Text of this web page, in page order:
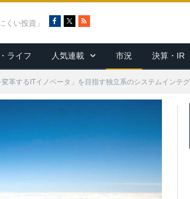
くい投資」
c
e
b
R
S
ライフ 人気連載 市況 決算・IR
革するITイノベータ」を目指す独立系のシステムインテ